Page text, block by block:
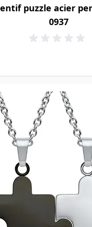
puzzle acier
0937